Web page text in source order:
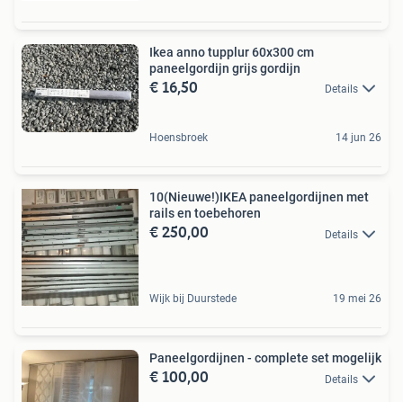
Ikea anno tupplur 60x300 cm
paneelgordijn grijs gordijn
€ 16,50 Details
Hoensbroek 14 jun 26
10(Nieuwe!)IKEA paneelgordijnen met
rails en toebehoren
€ 250,00 Details
Wijk bij Duurstede 19 mei 26
Paneelgordijnen - complete set mogelijk
€ 100,00 Details